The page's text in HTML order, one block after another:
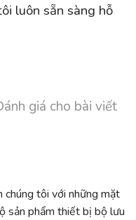
luôn sẵn sàng hỗ
giá cho bài viết
chúng tôi với những mặt
sản phẩm thiết bị bộ lưu